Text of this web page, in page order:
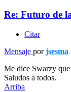
Re: Futuro de
Citar
Mensaje porjsesma
Me dice Swarzy
Saludos a todos.
Arriba